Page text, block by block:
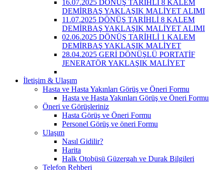
16.07.2025 DÖNÜŞ TARİHLİ 8 KALEM
DEMİRBAŞ YAKLAŞIK MALİYET ALIMI
11.07.2025 DÖNÜŞ TARİHLİ 8 KALEM
DEMİRBAŞ YAKLAŞIK MALİYET ALIMI
02.06.2025 DÖNÜŞ TARİHLİ 1 KALEM
DEMİRBAŞ YAKLAŞIK MALİYET
28.04.2025 GERİ DÖNÜŞLÜ PORTATİF
JENERATÖR YAKLAŞIK MALİYET
İletişim & Ulaşım
Hasta ve Hasta Yakınları Görüş ve Öneri Formu
Hasta ve Hasta Yakınları Görüş ve Öneri Formu
Öneri ve Görüşleriniz
Hasta Görüş ve Öneri Formu
Personel Görüş ve öneri Formu
Ulaşım
Nasıl Gidilir?
Harita
Halk Otobüsü Güzergah ve Durak Bilgileri
Telefon Rehberi